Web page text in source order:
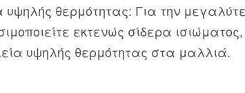
θερμότητας: Για την
εκτενώς σίδερα
υψηλής θερμότητας στα μαλλιά.